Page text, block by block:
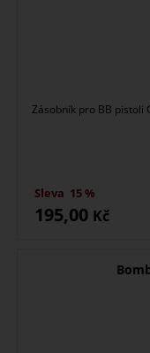
Zásobník pro BB pistoli
195,00 Kč
Sleva 15 %